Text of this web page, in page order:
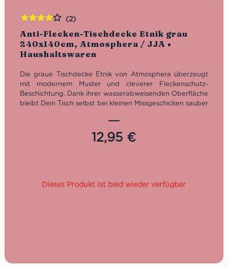
Anti-Flecken-Tischdecke Etnik grau
240x140cm, Atmosphera / JJA •
Haushaltswaren
(2)
Die graue Tischdecke Etnik von Atmosphera überzeugt
mit modernem Muster und cleverer Fleckenschutz-
Beschichtung. Dank ihrer wasserabweisenden Oberfläche
bleibt Dein Tisch selbst bei kleinen Missgeschicken sauber
eignet sich ideal für mittelgroße bis große Tische –
perfekt für Alltag, Familienessen oder besondere
12,95 €
Bewertet
mit4.00
von 5
Dieses Produkt ist bald wieder verfügbar